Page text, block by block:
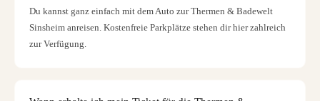
Du kannst ganz einfach mit dem Auto zur Thermen & Badewelt
Sinsheim anreisen. Kostenfreie Parkplätze stehen dir hier zahlreich
zur Verfügung.